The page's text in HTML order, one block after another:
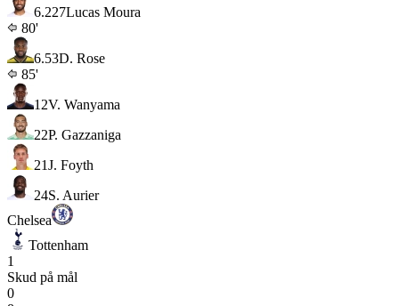
6.227Lucas Moura
80'
6.53D. Rose
85'
12V. Wanyama
22P. Gazzaniga
21J. Foyth
24S. Aurier
Chelsea
Tottenham
1
Skud på mål
0